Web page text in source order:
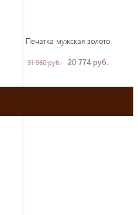
Печатка мужская золото
31 960 руб. 20 774 руб.